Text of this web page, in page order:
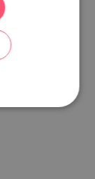
prostředků
pro